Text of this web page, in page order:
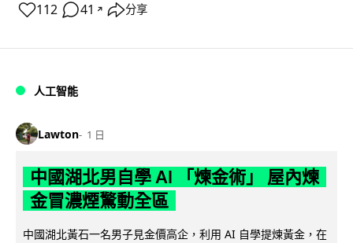
112 41 ↗ 分享
人工智能
Lawton 1 日
中國湖北男自學 AI 「煉金術」 屋內煉
金冒濃煙驚動全區
中國湖北黃石一名男子見金價高企，利用 AI 自學提煉黃金，在